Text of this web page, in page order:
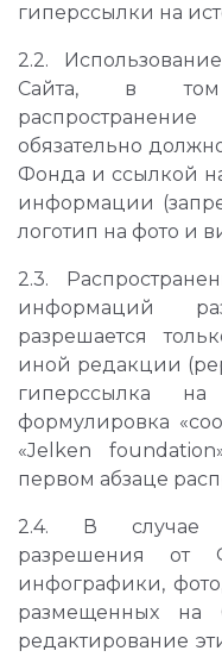
гиперссылки на
2.2.
Сайта, в том
обязательно
Фонда и ссылкой
информации
логотип на фото и
2.3.
информаций
разрешается
иной редакции
гиперссылка
формулировка
«Jelken
первом абзаце
2.4. В случае
разрешения от
инфографики,
размещенных на
редактирование